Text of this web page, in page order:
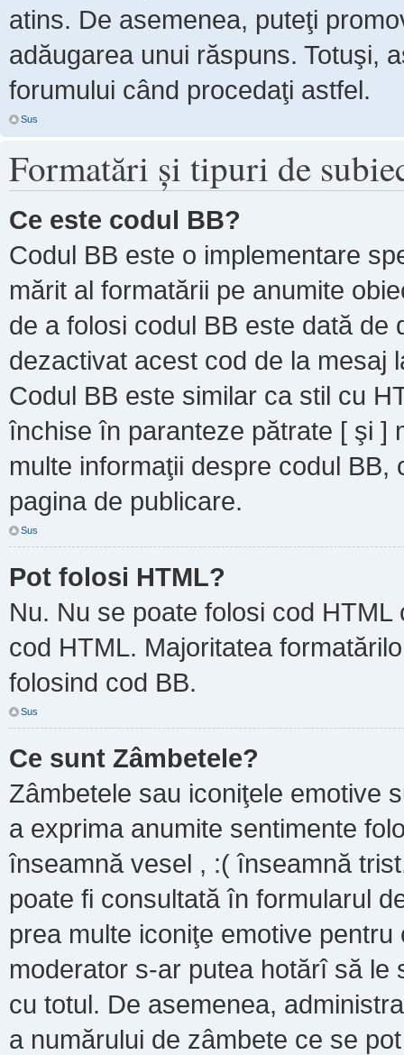
atins. De asemenea, puteţi
adăugarea unui răspuns. Totuşi,
forumului când procedaţi astfel.
Sus
Formatări şi tipuri de
Ce este codul BB?
Codul BB este o implementare
mărit al formatării pe anumite
de a folosi codul BB este dată de
dezactivat acest cod de la mesaj
Codul BB este similar ca stil cu
închise în paranteze pătrate [ şi ]
multe informaţii despre codul
pagina de publicare.
Sus
Pot folosi HTML?
Nu. Nu se poate folosi cod
cod HTML. Majoritatea
folosind cod BB.
Sus
Ce sunt Zâmbetele?
Zâmbetele sau iconiţele emotive
a exprima anumite sentimente
înseamnă vesel , :( înseamnă
poate fi consultată în formularul
prea multe iconiţe emotive
moderator s-ar putea hotărî să
cu totul. De asemenea,
a numărului de zâmbete ce se